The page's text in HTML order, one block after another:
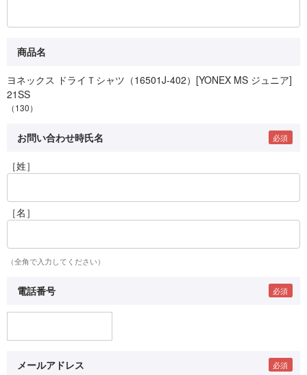
商品名
ヨネックス ドライＴシャツ（16501J-402）[YONEX MS ジュニア]
21SS
（130）
お問い合わせ時氏名
［姓］
［名］
（全角で入力してください）
電話番号
メールアドレス